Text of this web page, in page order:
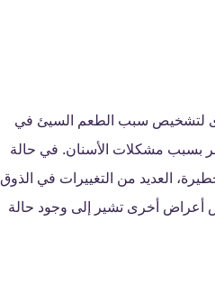
لتشخيص سبب الطعم السيئ في
بسبب مشكلات الأسنان. في حالة
العديد من التغييرات في الذوق
أعراض أخرى تشير إلى وجود حالة